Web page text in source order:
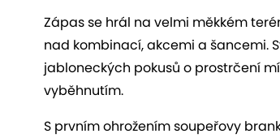
Zápas se hrál na velmi měkkém
nad kombinací, akcemi a šancemi.
jabloneckých pokusů o prostrčení
vyběhnutím.
S prvním ohrožením soupeřovy